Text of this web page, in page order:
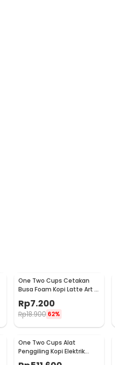
One Two Cups Cetakan
Busa Foam Kopi Latte Art 16
Rp7.200
Rp18.900 62%
One Two Cups Alat
Penggiling Kopi Elektrik
Coffee Grinder Adjustable